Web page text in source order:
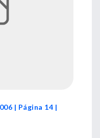
| Página 14 |